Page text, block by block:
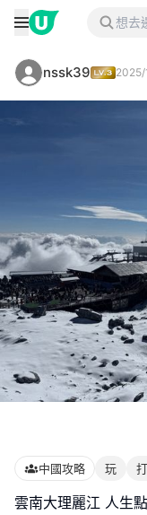
nssk39 2025/
中國攻略 玩
雲南大理麗江 人生